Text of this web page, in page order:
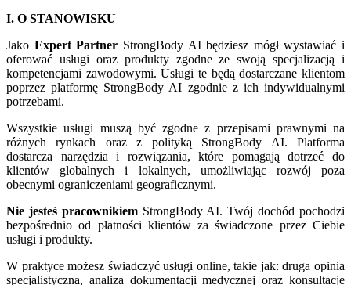
I. O STANOWISKU
Jako Expert Partner StrongBody AI będziesz mógł wystawiać i
oferować usługi oraz produkty zgodne ze swoją specjalizacją i
kompetencjami zawodowymi. Usługi te będą dostarczane klientom
poprzez platformę StrongBody AI zgodnie z ich indywidualnymi
potrzebami.
Wszystkie usługi muszą być zgodne z przepisami prawnymi na
różnych rynkach oraz z polityką StrongBody AI. Platforma
dostarcza narzędzia i rozwiązania, które pomagają dotrzeć do
klientów globalnych i lokalnych, umożliwiając rozwój poza
obecnymi ograniczeniami geograficznymi.
Nie jesteś pracownikiemStrongBody AI. Twój dochód pochodzi
bezpośrednio od płatności klientów za świadczone przez Ciebie
usługi i produkty.
W praktyce możesz świadczyć usługi online, takie jak: druga opinia
specjalistyczna, analiza dokumentacji medycznej oraz konsultacje